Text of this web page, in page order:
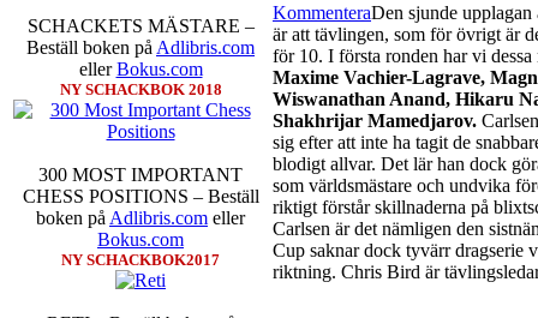
SCHACKETS MÄSTARE –
Beställ boken på Adlibris.com
ellerBokus.com
NY SCHACKBOK 2018
300 MOST IMPORTANT
CHESS POSITIONS – Beställ
boken på Adlibris.com eller
Bokus.com
NY SCHACKBOK2017
KommenteraDen sjunde
är att tävlingen, som för övrigt är
för 10. I första ronden har vi
Maxime Vachier-Lagrave,
Wiswanathan Anand, Hikaru
Shakhrijar Mamedjarov.
sig efter att inte ha tagit de
blodigt allvar. Det lär han dock
som världsmästare och undvika
riktigt förstår skillnaderna på
Carlsen är det nämligen den
Cup saknar dock tyvärr dragserie
riktning. Chris Bird är